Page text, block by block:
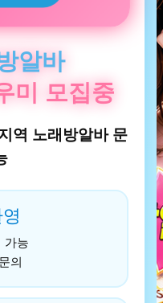
알바
미 모집중
역 노래방알바 문
가능
의